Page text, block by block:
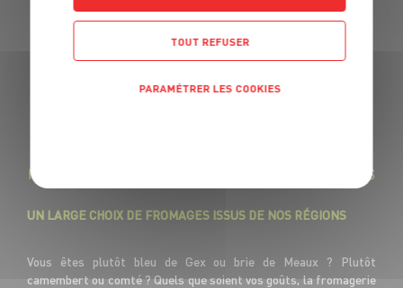
GRAND FRAIS, LE MEILLEUR
RÉGIONAUX SAVOUREUX ET DES LAITAGES FRAIS
UN LARGE CHOIX DE FROMAGES ISSUS DE NOS RÉGIONS
Vous êtes plutôt bleu de Gex ou brie de Meaux ? Plutôt
camembert ou comté ? Quels que soient vos goûts, la fromagerie
TOUT REFUSER
PARAMÉTRER LES COOKIES